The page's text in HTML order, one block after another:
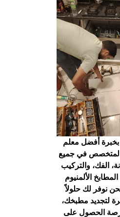
بخبرة أفضل معلم
المتخصص في جميع
الفك، والتركيب
الألمنيوم
نوفر لك حلولاً
لتجديد مطبخك،
الحصول على